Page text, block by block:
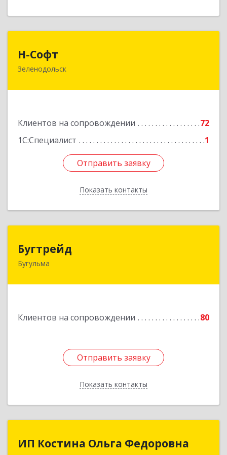
Н-Софт
Зеленодольск
Клиентов на сопровождении
72
1С:Специалист
1
Отправить заявку
Показать контакты
422521, Татарстан Респ (Татарстан),
Подробнее
Отправить заявку
Назад
Бугтрейд
Бугульма
Клиентов на сопровождении 80
Отправить заявку
Показать контакты
420230, Татарстан Респ, Бугульма г, Вахитово,
Отправить заявку
Назад
ИП Костина Ольга Федоровна